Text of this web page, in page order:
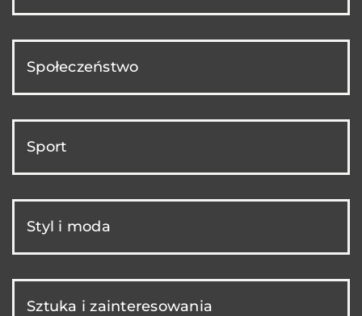
Społeczeństwo
Sport
Styl i moda
Sztuka i zainteresowania